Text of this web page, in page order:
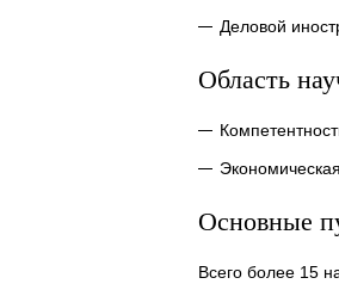
Деловой
Область
Основные
Всего более 15